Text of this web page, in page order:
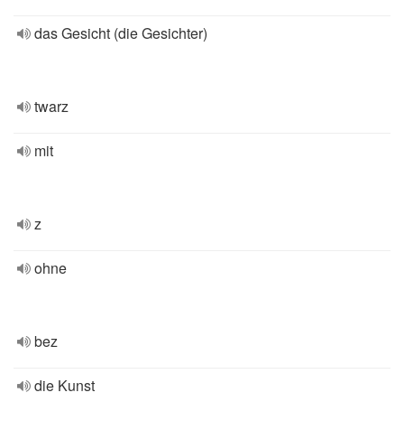
das Gesicht (die Gesichter)
twarz
mit
z
ohne
bez
die Kunst